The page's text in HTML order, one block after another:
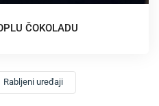
ČOKOLADU
Rabljeni uređaji